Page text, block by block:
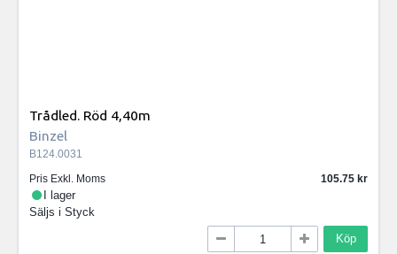
Trådled. Röd 4,40m
Binzel
B124.0031
Pris Exkl. Moms
105.75
I lager
Säljs i Styck
Köp